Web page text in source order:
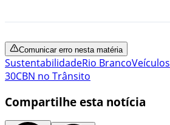
Comunicar erro nesta matéria
SustentabilidadeRio BrancoVeículos
30CBN no Trânsito
Compartilhe esta notícia